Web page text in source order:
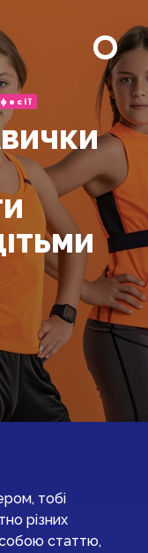
тобі
різних
собою статтю,